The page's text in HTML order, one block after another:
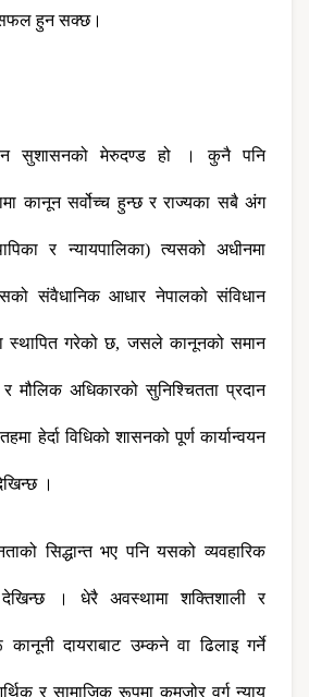
सफल हुन सक्छ।
सुशासनको मेरुदण्ड हो । कुनै पनि
कानून सर्वोच्च हुन्छ र राज्यका सबै अंग
र न्यायपालिका) त्यसको अधीनमा
संवैधानिक आधार नेपालको संविधान
स्थापित गरेको छ, जसले कानूनको समान
मौलिक अधिकारको सुनिश्चितता प्रदान
हेर्दा विधिको शासनको पूर्ण कार्यान्वयन
।
सिद्धान्त भए पनि यसको व्यवहारिक
देखिन्छ । धेरै अवस्थामा शक्तिशाली र
कानूनी दायराबाट उम्कने वा ढिलाइ गर्ने
र सामाजिक रूपमा कमजोर वर्ग न्याय